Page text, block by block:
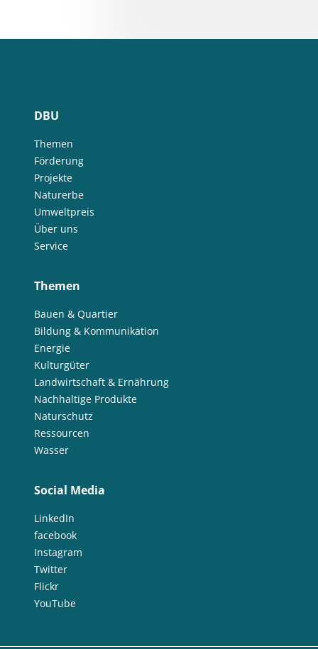
DBU
Themen
Förderung
Projekte
Naturerbe
Umweltpreis
Über uns
Service
Themen
Bauen & Quartier
Bildung & Kommunikation
Energie
Kulturgüter
Landwirtschaft & Ernährung
Nachhaltige Produkte
Naturschutz
Ressourcen
Wasser
Social Media
LinkedIn
facebook
Instagram
Twitter
Flickr
YouTube